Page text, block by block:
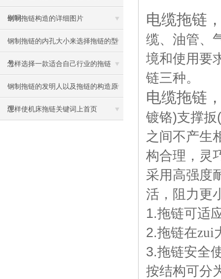
别吗
钢制拖链构造的详细图片
钢制拖链的内孔大小来选择拖链的型
号
怎样选择一款适合自己行业的拖链
钢制拖链的发明人以及拖链的构造原
理
怎样使机床拖链关键词上首页
电缆拖链
缆、油管、
境和使用要
链三种。
电缆拖链
镀铬)支撑扳(
之间不产生
构合理，灵
采用高强度
活，阻力更
1.拖链可适
2.拖链在zui
3.拖链安全
按结构可分